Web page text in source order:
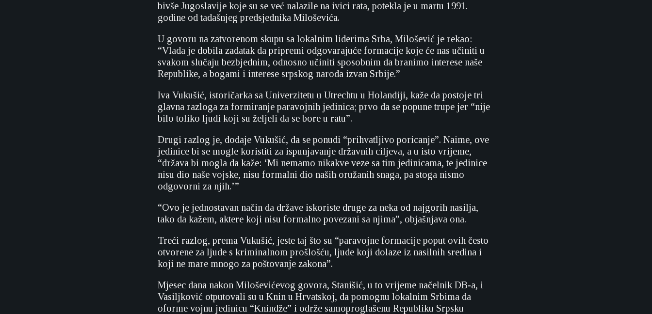
bivše Jugoslavije koje su se već nalazile na ivici rata, potekla je u martu 1991.
godine od tadašnjeg predsjednika Miloševića.
U govoru na zatvorenom skupu sa lokalnim liderima Srba, Milošević je rekao:
“Vlada je dobila zadatak da pripremi odgovarajuće formacije koje će nas učiniti u
svakom slučaju bezbjednim, odnosno učiniti sposobnim da branimo interese naše
Republike, a bogami i interese srpskog naroda izvan Srbije.”
Iva Vukušić, istoričarka sa Univerzitetu u Utrechtu u Holandiji, kaže da postoje tri
glavna razloga za formiranje paravojnih jedinica; prvo da se popune trupe jer “nije
bilo toliko ljudi koji su željeli da se bore u ratu”.
Drugi razlog je, dodaje Vukušić, da se ponudi “prihvatljivo poricanje”. Naime, ove
jedinice bi se mogle koristiti za ispunjavanje državnih ciljeva, a u isto vrijeme,
“država bi mogla da kaže: ‘Mi nemamo nikakve veze sa tim jedinicama, te jedinice
nisu dio naše vojske, nisu formalni dio naših oružanih snaga, pa stoga nismo
odgovorni za njih.’”
“Ovo je jednostavan način da države iskoriste druge za neka od najgorih nasilja,
tako da kažem, aktere koji nisu formalno povezani sa njima”, objašnjava ona.
Treći razlog, prema Vukušić, jeste taj što su “paravojne formacije poput ovih često
otvorene za ljude s kriminalnom prošlošću, ljude koji dolaze iz nasilnih sredina i
koji ne mare mnogo za poštovanje zakona”.
Mjesec dana nakon Miloševićevog govora, Stanišić, u to vrijeme načelnik DB-a, i
Vasiljković otputovali su u Knin u Hrvatskoj, da pomognu lokalnim Srbima da
oforme vojnu jedinicu “Knindže” i održe samoproglašenu Republiku Srpsku